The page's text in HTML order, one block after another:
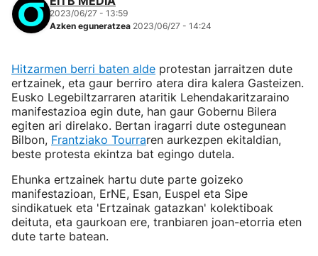
2023/06/27 - 13:59
Azken eguneratzea 2023/06/27 - 14:24
Hitzarmen berri baten alde protestan jarraitzen dute
ertzainek, eta gaur berriro atera dira kalera Gasteizen.
Eusko Legebiltzarraren ataritik Lehendakaritzaraino
manifestazioa egin dute, han gaur Gobernu Bilera
egiten ari direlako. Bertan iragarri dute ostegunean
Bilbon, Frantziako Tourraren aurkezpen ekitaldian,
beste protesta ekintza bat egingo dutela.
Ehunka ertzainek hartu dute parte goizeko
manifestazioan, ErNE, Esan, Euspel eta Sipe
sindikatuek eta 'Ertzainak gatazkan' kolektiboak
deituta, eta gaurkoan ere, tranbiaren joan-etorria eten
dute tarte batean.